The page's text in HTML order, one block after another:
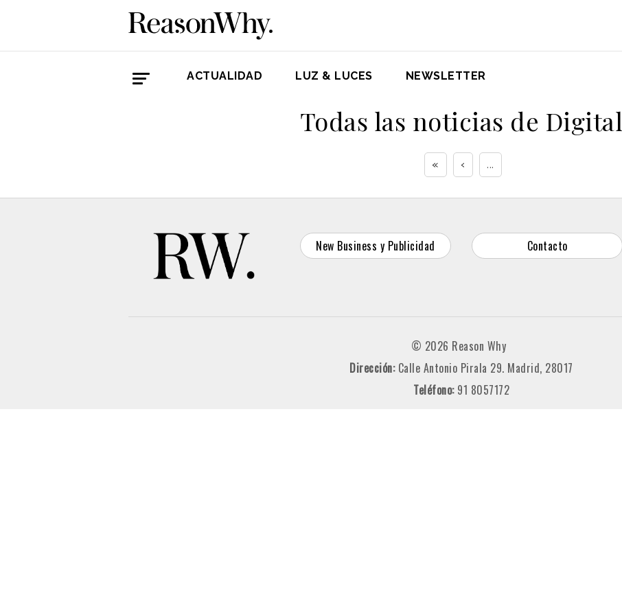
ACTUALIDAD LUZ & LUCES NEWSLETTER
Todas las noticias de Digital
« ‹ ...
New Business y Publicidad Contacto
© 2026 Reason Why
Dirección: Calle Antonio Pirala 29. Madrid, 28017
Teléfono: 91 8057172